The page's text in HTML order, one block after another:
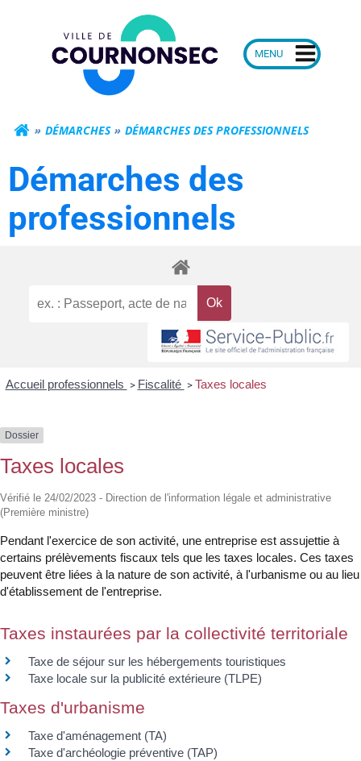
Mairie de
DÉMARCHES DÉMARCHES DES PROFESSIONNELS
Démarches des
professionnels
Accueil professionnels > Fiscalité > Taxes locales
Dossier
Taxes locales
Vérifié le 24/02/2023 - Direction de l'information légale et administrative
(Première ministre)
Pendant l'exercice de son activité, une entreprise est assujettie à
certains prélèvements fiscaux tels que les taxes locales. Ces taxes
peuvent être liées à la nature de son activité, à l'urbanisme ou au lieu
d'établissement de l'entreprise.
Taxes instaurées par la collectivité territoriale
Taxe de séjour sur les hébergements touristiques
Taxe locale sur la publicité extérieure (TLPE)
Taxes d'urbanisme
Taxe d'aménagement (TA)
Taxe d'archéologie préventive (TAP)